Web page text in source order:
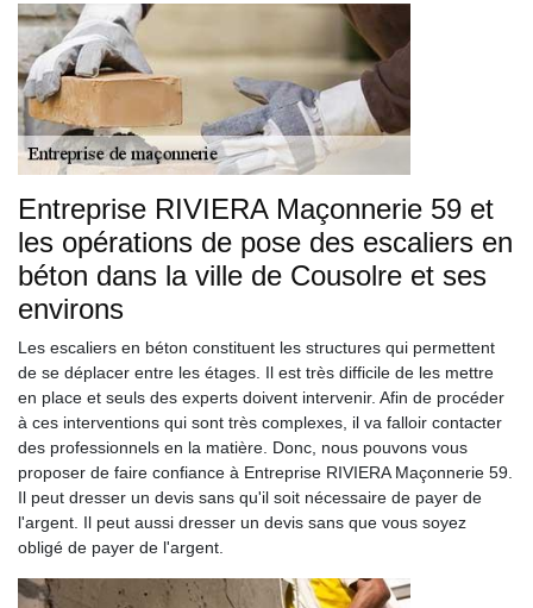
Entreprise RIVIERA Maçonnerie 59 et
les opérations de pose des escaliers en
béton dans la ville de Cousolre et ses
environs
Les escaliers en béton constituent les structures qui permettent
de se déplacer entre les étages. Il est très difficile de les mettre
en place et seuls des experts doivent intervenir. Afin de procéder
à ces interventions qui sont très complexes, il va falloir contacter
des professionnels en la matière. Donc, nous pouvons vous
proposer de faire confiance à Entreprise RIVIERA Maçonnerie 59.
Il peut dresser un devis sans qu'il soit nécessaire de payer de
l'argent. Il peut aussi dresser un devis sans que vous soyez
obligé de payer de l'argent.